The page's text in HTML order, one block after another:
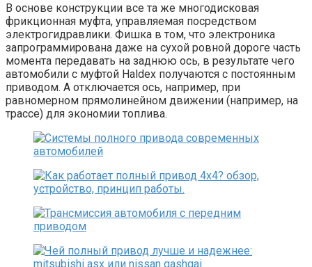
В основе конструкции все та же многодисковая
фрикционная муфта, управляемая посредством
электрогидравлики. Фишка в том, что электроника
запрограммирована даже на сухой ровной дороге часть
момента передавать на заднюю ось, в результате чего
автомобили с муфтой Haldex получаются с постоянным
приводом. А отключается ось, например, при
равномерном прямолинейном движении (например, на
трассе) для экономии топлива.